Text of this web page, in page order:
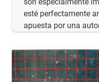
esté perfectamente
apuesta por una